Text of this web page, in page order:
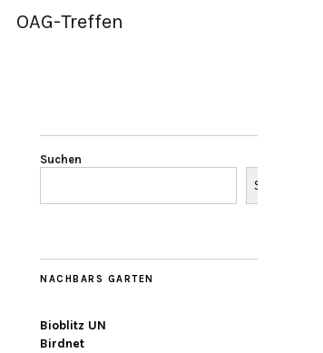
OAG-Treffen
Suchen
Suchen
NACHBARS GARTEN
Bioblitz UN
Birdnet